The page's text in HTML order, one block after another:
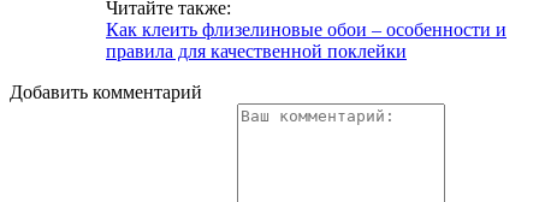
Читайте также:
Как клеить флизелиновые обои – особенности и
правила для качественной поклейки
Добавить комментарий